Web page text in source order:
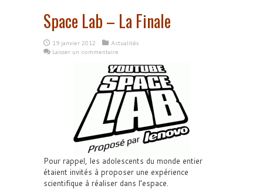
Space Lab – La Finale
19 janvier 2012
Actualités
Laisser un commentaire
Pour rappel, les adolescents du monde entier
étaient invités à proposer une expérience
scientifique à réaliser dans l’espace.